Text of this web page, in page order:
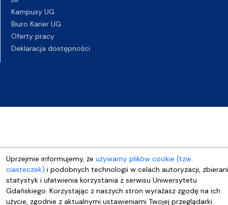
Uprzejmie informujemy, że używamy plików cookie (tzw.
ciasteczek) i podobnych technologii w celach autoryzacji,
statystyk i ułatwienia korzystania z serwisu Uniwersytetu
Gdańskiego. Korzystając z naszych stron wyrażasz zgodę na ich
użycie, zgodnie z aktualnymi ustawieniami Twojej przeglądarki.
Kampusy UG
Biuro Karier UG
Oferty pracy
Deklaracja dostępności